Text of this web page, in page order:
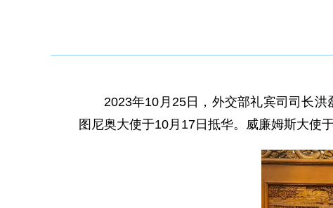
2023年10月25日，外交部礼宾司司长
图尼奥大使于10月17日抵华。威廉姆斯大使